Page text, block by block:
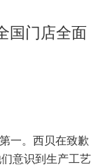
国门店全面
一。西贝在致歉
意识到生产工艺